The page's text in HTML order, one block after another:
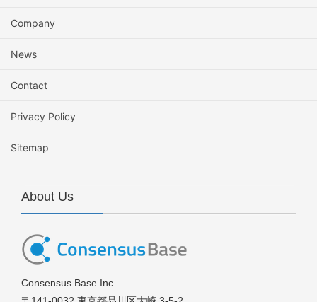
Company
News
Contact
Privacy Policy
Sitemap
About Us
Consensus Base Inc.